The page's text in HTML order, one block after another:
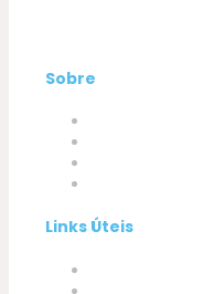
Sobre
Links Úteis